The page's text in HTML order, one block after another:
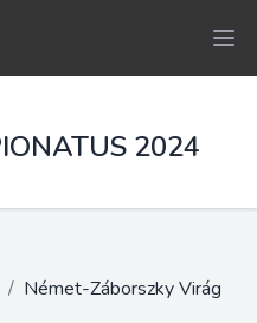
2024
/ Német-Záborszky Virág